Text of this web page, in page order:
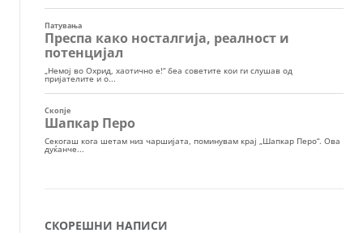
СКОРЕШНИ НАПИСИ